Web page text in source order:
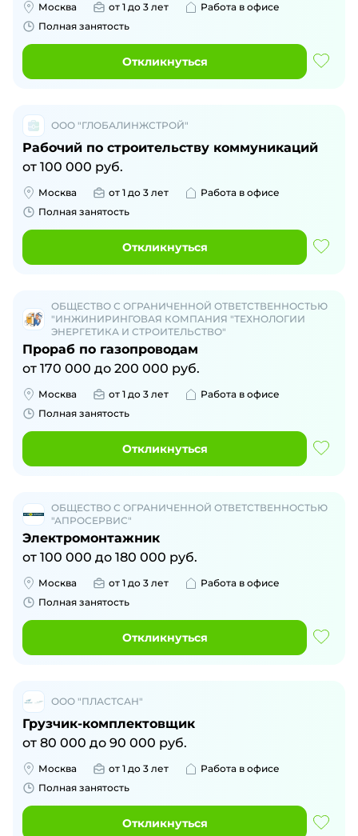
Москва от 1 до 3 лет
Работа в офисе
Полная занятость
Откликнуться
ООО "ГЛОБАЛИНЖСТРОЙ"
Рабочий по строительству коммуникаций
от 100 000 руб.
Москва от 1 до 3 лет
Работа в офисе
Полная занятость
Откликнуться
ОБЩЕСТВО С ОГРАНИЧЕННОЙ ОТВЕТСТВЕННОСТЬЮ
"ИНЖИНИРИНГОВАЯ КОМПАНИЯ "ТЕХНОЛОГИИ
ЭНЕРГЕТИКА И СТРОИТЕЛЬСТВО"
Прораб по газопроводам
от 170 000 до 200 000 руб.
Москва от 1 до 3 лет
Работа в офисе
Полная занятость
Откликнуться
ОБЩЕСТВО С ОГРАНИЧЕННОЙ ОТВЕТСТВЕННОСТЬЮ
"АПРОСЕРВИС"
Электромонтажник
от 100 000 до 180 000 руб.
Москва от 1 до 3 лет
Работа в офисе
Полная занятость
Откликнуться
ООО "ПЛАСТСАН"
Грузчик-комплектовщик
от 80 000 до 90 000 руб.
Москва от 1 до 3 лет
Работа в офисе
Полная занятость
Откликнуться